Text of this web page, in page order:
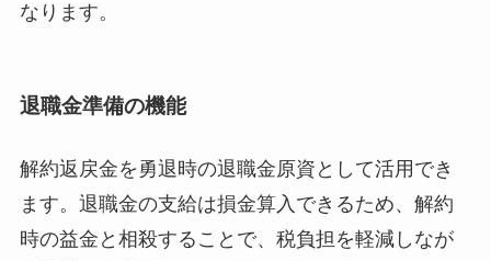
なります。
退職金準備の機能
解約返戻金を勇退時の退職金原資として活用でき
ます。退職金の支給は損金算入できるため、解約
時の益金と相殺することで、税負担を軽減しなが